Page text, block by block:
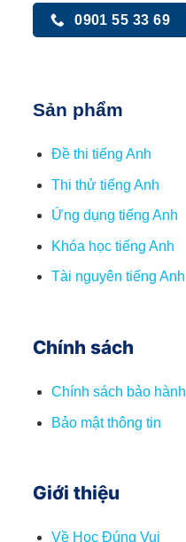
0901 55 33 69
Sản phẩm
Đề thi tiếng Anh
Thi thử tiếng Anh
Ứng dụng tiếng Anh
Khóa học tiếng Anh
Tài nguyên tiếng Anh
Chính sách
Chính sách bảo hành
Bảo mật thông tin
Giới thiệu
Về Học Đúng Vui